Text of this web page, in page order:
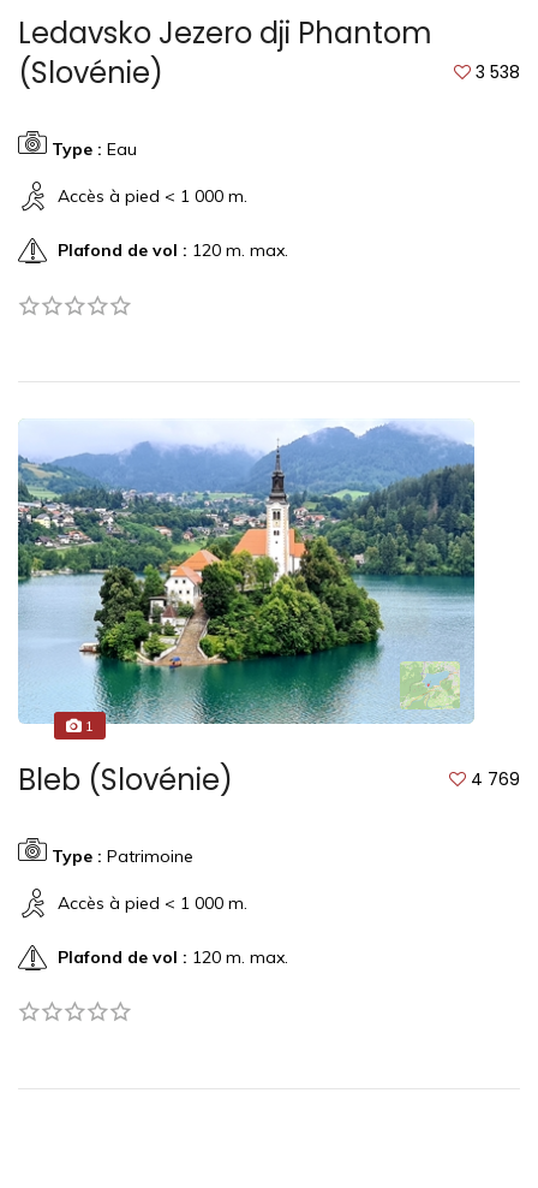
Ledavsko Jezero dji Phantom
(Slovénie)
3 538
Type : Eau
Accès à pied < 1 000 m.
Plafond de vol : 120 m. max.
1
Bleb (Slovénie) 4 769
Type : Patrimoine
Accès à pied < 1 000 m.
Plafond de vol : 120 m. max.